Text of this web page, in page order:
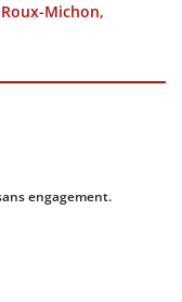
Michon,
engagement.